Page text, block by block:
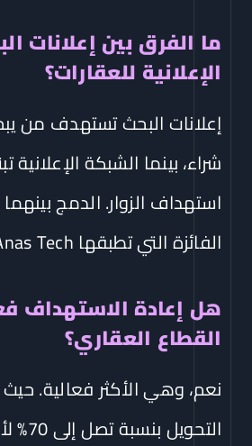
ما الفرق بين إعلانات
الإعلانية للعقارات؟
إعلانات البحث تستهدف من
شراء، بينما الشبكة
استهداف الزوار. الدمج
الفائزة التي تطبقها Anas Tech.
هل إعادة الاستهداف
القطاع العقاري؟
نعم، وهي الأكثر فعالية.